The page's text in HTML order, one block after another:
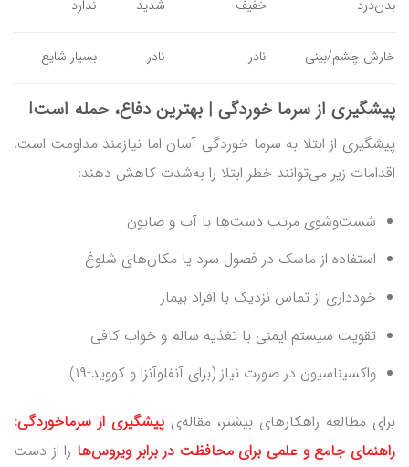
بدن‌درد خفیف شدید ندارد
خارش چشم/بینی نادر نادر بسیار شایع
پیشگیری از سرما خوردگی | بهترین دفاع، حمله است!
پیشگیری از ابتلا به سرما خوردگی آسان اما نیازمند مداومت است.
اقدامات زیر می‌توانند خطر ابتلا را به‌شدت کاهش دهند:
شست‌وشوی مرتب دست‌ها با آب و صابون
استفاده از ماسک در فصول سرد یا مکان‌های شلوغ
خودداری از تماس نزدیک با افراد بیمار
تقویت سیستم ایمنی با تغذیه سالم و خواب کافی
واکسیناسیون در صورت نیاز (برای آنفلوآنزا و کووید-۱۹)
برای مطالعه راهکارهای بیشتر، مقاله‌ی پیشگیری از سرماخوردگی:
راهنمای جامع و علمی برای محافظت در برابر ویروس‌ها را از دست